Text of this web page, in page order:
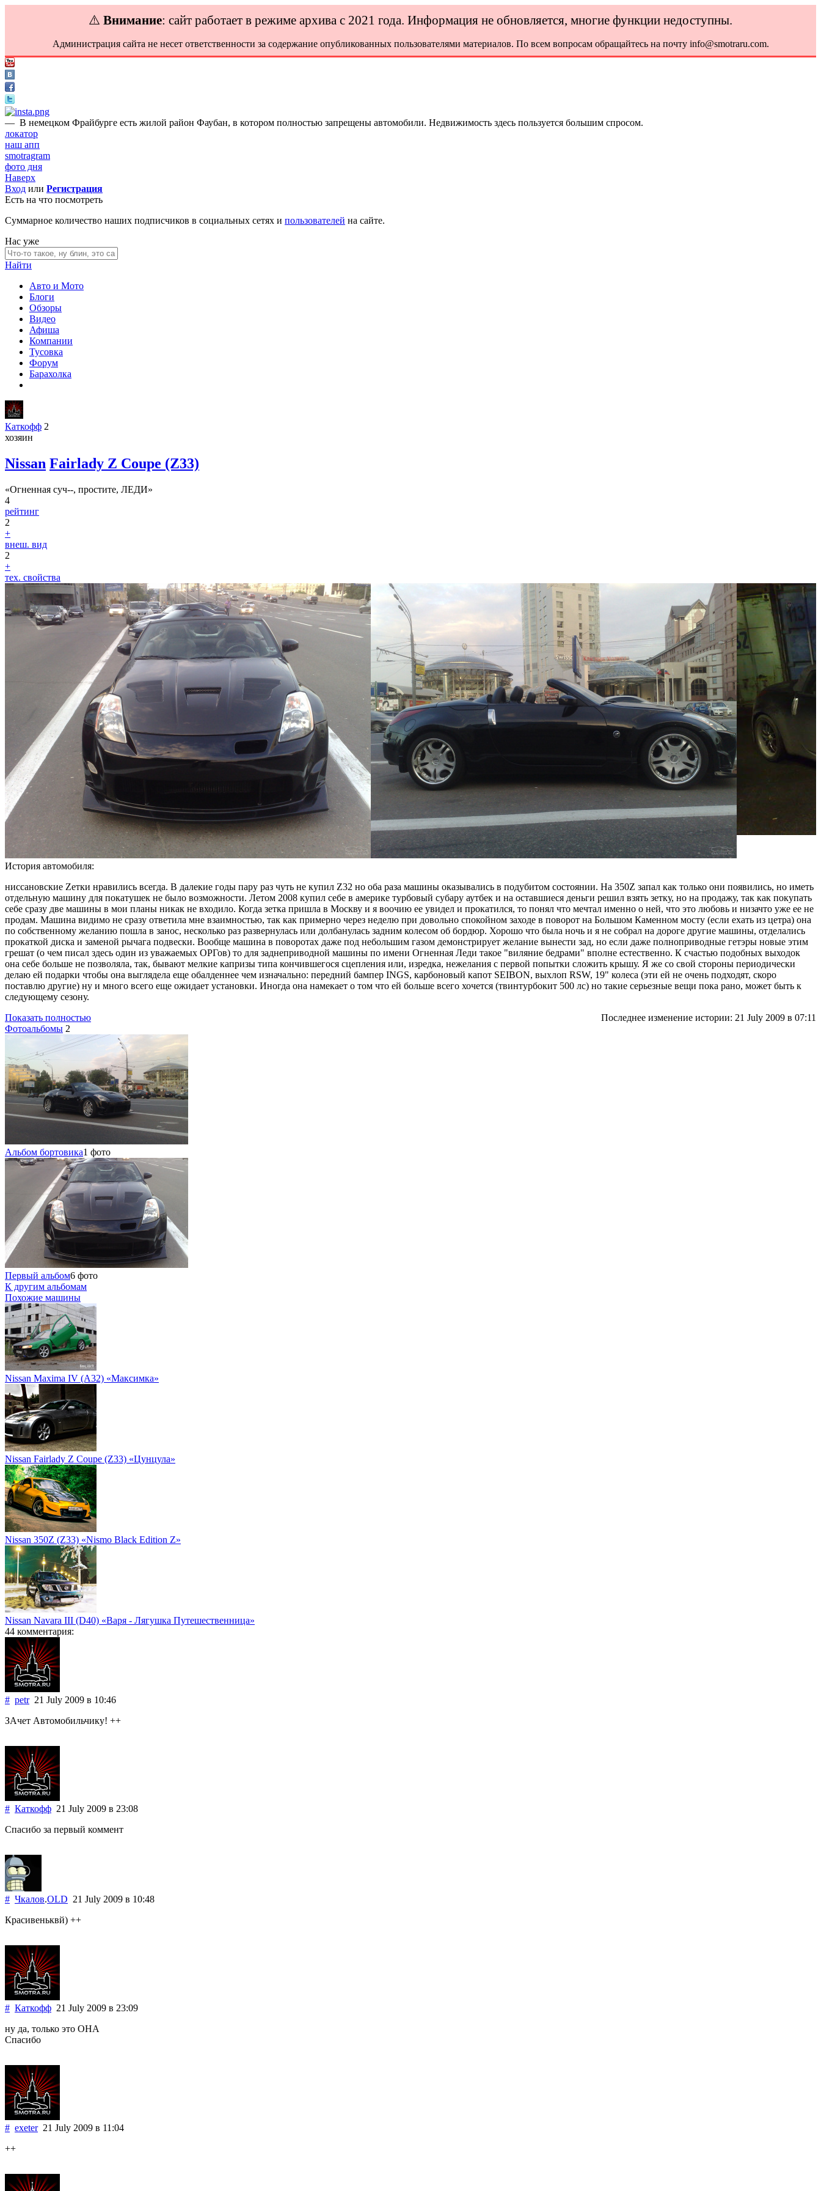
⚠️ Внимание: сайт работает в режиме архива с 2021 года. Информация не обновляется, многие функции недоступны.
Администрация сайта не несет ответственности за содержание опубликованных пользователями материалов. По всем вопросам обращайтесь на почту info@smotraru.com.
— В немецком Фрайбурге есть жилой район Фаубан, в котором полностью запрещены автомобили. Недвижимость здесь пользуется большим спросом.
локатор
наш апп
smotragram
фото дня
Наверх
Вход или Регистрация
Есть на что посмотреть
Суммарное количество наших подписчиков в социальных сетях и пользователей на сайте.
Нас уже
Найти
Авто и Мото
Блоги
Обзоры
Видео
Афиша
Компании
Тусовка
Форум
Барахолка
Каткофф 2
хозяин
Nissan Fairlady Z Coupe (Z33)
«Огненная суч--, простите, ЛЕДИ»
4
рейтинг
2
+
внеш. вид
2
+
тех. свойства
История автомобиля:
ниссановские Zетки нравились всегда. В далекие годы пару раз чуть не купил Z32 но оба раза машины оказывались в подубитом состоянии. На 350Z запал как только они появились, но иметь
отдельную машину для покатушек не было возможности. Летом 2008 купил себе в америке турбовый субару аутбек и на оставшиеся деньги решил взять зетку, но на продажу, так как покупать
себе сразу две машины в мои планы никак не входило. Когда зетка пришла в Москву и я воочию ее увидел и прокатился, то понял что мечтал именно о ней, что это любовь и низачто уже ее не
продам. Машина видимо не сразу ответила мне взаимностью, так как примерно через неделю при довольно спокойном заходе в поворот на Большом Каменном мосту (если ехать из цетра) она
по собственному желанию пошла в занос, несколько раз развернулась или долбанулась задним колесом об бордюр. Хорошо что была ночь и я не собрал на дороге другие машины, отделались
прокаткой диска и заменой рычага подвески. Вообще машина в поворотах даже под небольшим газом демонстрирует желание вынести зад, но если даже полноприводные гетэры новые этим
грешат (о чем писал здесь один из уважаемых ОРГов) то для заднеприводной машины по имени Огненная Леди такое "виляние бедрами" вполне естественно. К счастью подобных выходок
она себе больше не позволяла, так, бывают мелкие капризы типа кончившегося сцепления или, изредка, нежелания с первой попытки сложить крышу. Я же со свой стороны периодически
делаю ей подарки чтобы она выглядела еще обалденнее чем изначально: передний бампер INGS, карбоновый капот SEIBON, выхлоп RSW, 19" колеса (эти ей не очень подходят, скоро
поставлю другие) ну и много всего еще ожидает установки. Иногда она намекает о том что ей больше всего хочется (твинтурбокит 500 лс) но такие серьезные вещи пока рано, может быть к
следующему сезону.
Последнее изменение истории: 21 July 2009 в 07:11
Показать полностью
Фотоальбомы 2
Альбом бортовика1 фото
Первый альбом6 фото
К другим альбомам
Похожие машины
Nissan Maxima IV (A32) «Максимка»
Nissan Fairlady Z Coupe (Z33) «Цунцула»
Nissan 350Z (Z33) «Nismo Black Edition Z»
Nissan Navara III (D40) «Варя - Лягушка Путешественница»
44 комментария:
# petr21 July 2009 в 10:46
ЗАчет Автомобильчику! ++
# Каткофф 21 July 2009 в 23:08
Спасибо за первый коммент
# Чкалов.OLD 21 July 2009 в 10:48
Красивеньквй) ++
# Каткофф 21 July 2009 в 23:09
ну да, только это ОНА
Спасибо
# exeter21 July 2009 в 11:04
++